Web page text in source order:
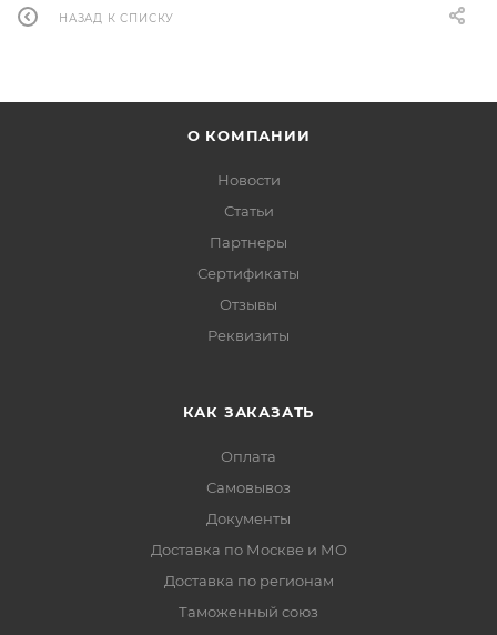
НАЗАД К СПИСКУ
О КОМПАНИИ
Новости
Статьи
Партнеры
Сертификаты
Отзывы
Реквизиты
КАК ЗАКАЗАТЬ
Оплата
Самовывоз
Документы
Доставка по Москве и МО
Доставка по регионам
Таможенный союз